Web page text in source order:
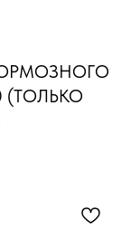
(ТОЛЬКО